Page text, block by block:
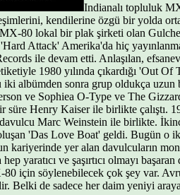
Indianalı topluluk
kendilerine özgü bir yolda
80 lokal bir plak şirketi olan
Attack' Amerika'da hiç
ile devam etti. Anlaşılan,
1980 yılında çıkardığı 'Out
albümden sonra grup oldukça
ve Sophiea O-Type ve The
süre Henry Kaiser ile birlikte
Marc Weinstein ile birlikte.
'Das Love Boat' geldi. Bugün o
kariyerinde yer alan davulcuların
yaratıcı ve şaşırtıcı olmayı
için söylenebilecek çok şey var.
Belki de sadece her daim yeniyi